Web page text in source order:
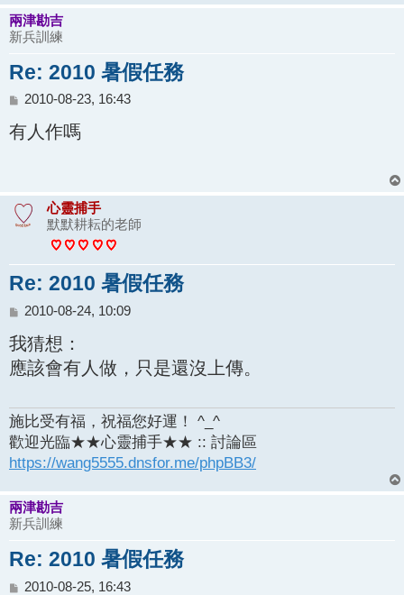
兩津勘吉
新兵訓練
Re: 2010 暑假任務
文
2010-08-23, 16:43
有人作嗎
心靈捕手
默默耕耘的老師
Re: 2010 暑假任務
文
2010-08-24, 10:09
我猜想：
應該會有人做，只是還沒上傳。
施比受有福，祝福您好運！ ^_^
歡迎光臨★★心靈捕手★★ :: 討論區
https://wang5555.dnsfor.me/phpBB3/
兩津勘吉
新兵訓練
Re: 2010 暑假任務
文
2010-08-25, 16:43